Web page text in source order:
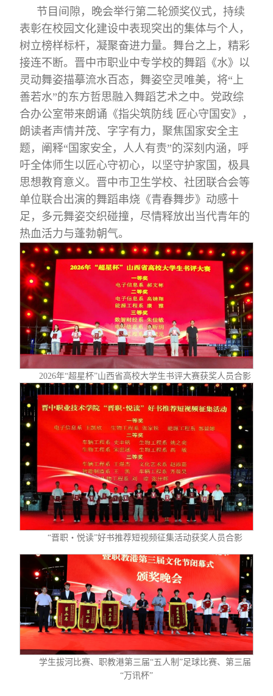
节目间隙，晚会举行第二轮颁奖仪式，持续
表彰在校园文化建设中表现突出的集体与个人，
树立榜样标杆，凝聚奋进力量。舞台之上，精彩
接连不断。晋中市职业中专学校的舞蹈《水》以
灵动舞姿描摹流水百态，舞姿空灵唯美，将“上
善若水”的东方哲思融入舞蹈艺术之中。党政综
合办公室带来朗诵《指尖筑防线 匠心守国安》，
朗读者声情并茂、字字有力，聚焦国家安全主
题，阐释“国家安全，人人有责”的深刻内涵，呼
吁全体师生以匠心守初心，以坚守护家国，极具
思想教育意义。晋中市卫生学校、社团联合会等
单位联合出演的舞蹈串烧《青春舞步》动感十
足，多元舞姿交织碰撞，尽情释放出当代青年的
热血活力与蓬勃朝气。
2026年“超星杯”山西省高校大学生书评大赛获奖人员合影
“晋职・悦读”好书推荐短视频征集活动获奖人员合影
学生拔河比赛、职教港第三届“五人制”足球比赛、第三届
“万讯杯”